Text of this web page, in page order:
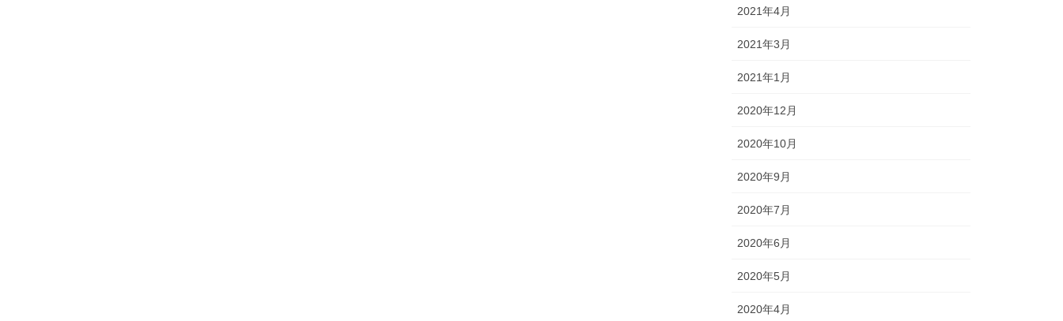
2021年4月
2021年3月
2021年1月
2020年12月
2020年10月
2020年9月
2020年7月
2020年6月
2020年5月
2020年4月